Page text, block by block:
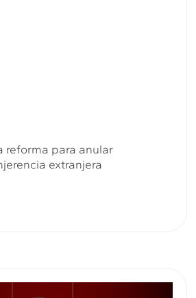
reforma para anular
extranjera